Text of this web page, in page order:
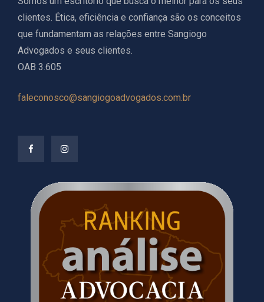
clientes. Ética, eficiência e confiança são os conceitos
que fundamentam as relações entre Sangiogo
Advogados e seus clientes.
OAB 3.605
faleconosco@sangiogoadvogados.com.br